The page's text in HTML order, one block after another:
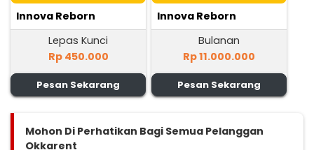
Innova Reborn
Lepas Kunci
Rp 450.000
Pesan Sekarang
Innova Reborn
Bulanan
Rp 11.000.000
Pesan Sekarang
Mohon Di Perhatikan Bagi Semua Pelanggan
Okkarent